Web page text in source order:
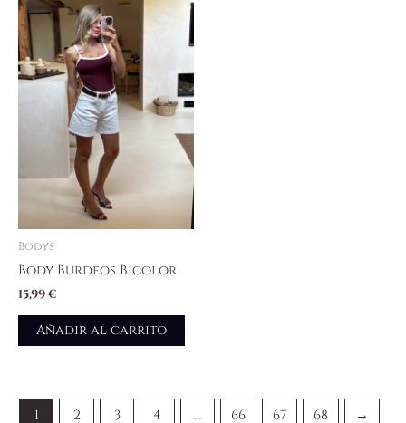
Bodys
Body Burdeos Bicolor
15,99€
Añadir al carrito
1 2 3 4 … 66 67 68 →